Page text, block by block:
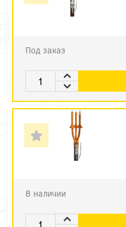
Под заказ
В наличии